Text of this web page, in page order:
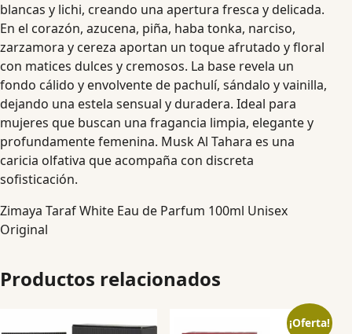
blancas y lichi, creando una apertura fresca y delicada.
En el corazón, azucena, piña, haba tonka, narciso,
zarzamora y cereza aportan un toque afrutado y floral
con matices dulces y cremosos. La base revela un
fondo cálido y envolvente de pachulí, sándalo y vainilla,
dejando una estela sensual y duradera. Ideal para
mujeres que buscan una fragancia limpia, elegante y
profundamente femenina. Musk Al Tahara es una
caricia olfativa que acompaña con discreta
sofisticación.
Zimaya Taraf White Eau de Parfum 100ml Unisex
Original
Productos relacionados
¡Oferta!